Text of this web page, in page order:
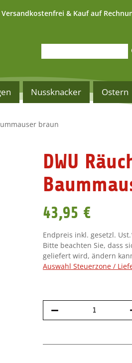
Versandkostenfrei & Kauf auf
Nussknacker Ostern
braun
DWU
43,95 €
Endpreis inkl. gesetzl.
Bitte beachten Sie, dass
geliefert wird, ändern
Auswahl Steuerzone /